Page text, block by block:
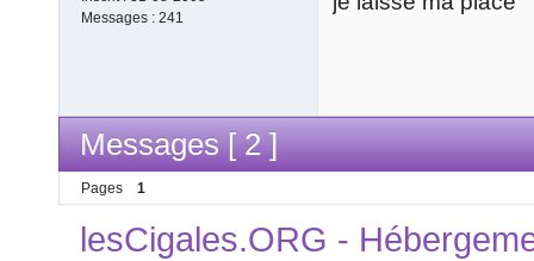
Messages : 241
Messages [ 2 ]
Pages 1
lesCigales.ORG -